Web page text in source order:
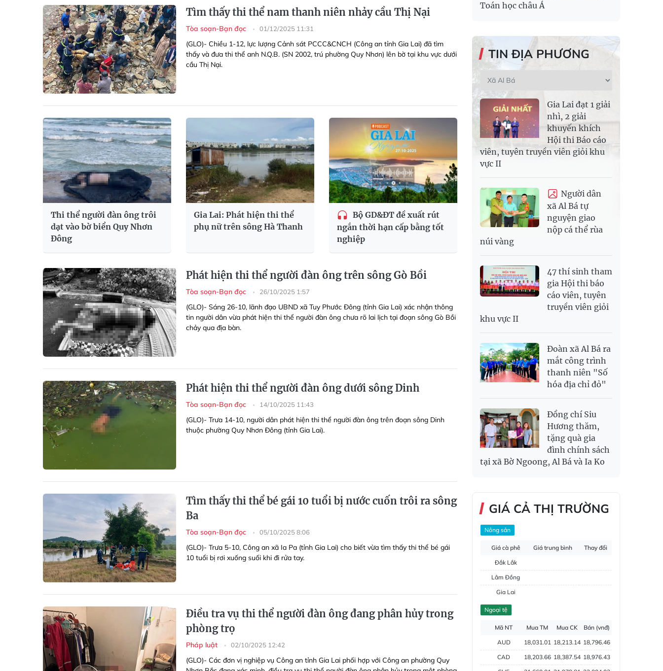
Tìm thấy thi thể nam thanh niên nhảy cầu Thị Nại
Tòa soạn-Bạn đọc 01/12/2025 11:31
(GLO)- Chiều 1-12, lực lượng Cảnh sát PCCC&CNCH (Công an tỉnh Gia Lai) đã tìm
thấy và đưa thi thể anh N.Q.B. (SN 2002, trú phường Quy Nhơn) lên bờ tại khu vực dưới
cầu Thị Nại.
Thi thể người đàn ông trôi
dạt vào bờ biển Quy Nhơn
Đông
Gia Lai: Phát hiện thi thể
phụ nữ trên sông Hà Thanh
Bộ GD&ĐT đề xuất rút
ngắn thời hạn cấp bằng tốt
nghiệp
Phát hiện thi thể người đàn ông trên sông Gò Bồi
Tòa soạn-Bạn đọc 26/10/2025 1:57
(GLO)- Sáng 26-10, lãnh đạo UBND xã Tuy Phước Đông (tỉnh Gia Lai) xác nhận thông
tin người dân vừa phát hiện thi thể người đàn ông chưa rõ lai lịch tại đoạn sông Gò Bồi
chảy qua địa bàn.
Phát hiện thi thể người đàn ông dưới sông Dinh
Tòa soạn-Bạn đọc 14/10/2025 11:43
(GLO)- Trưa 14-10, người dân phát hiện thi thể người đàn ông trên đoạn sông Dinh
thuộc phường Quy Nhơn Đông (tỉnh Gia Lai).
Tìm thấy thi thể bé gái 10 tuổi bị nước cuốn trôi ra sông
Ba
Tòa soạn-Bạn đọc 05/10/2025 8:06
(GLO)- Trưa 5-10, Công an xã Ia Pa (tỉnh Gia Lai) cho biết vừa tìm thấy thi thể bé gái
10 tuổi bị rơi xuống suối khi đi rửa tay.
Điều tra vụ thi thể người đàn ông đang phân hủy trong
phòng trọ
Pháp luật 02/10/2025 12:42
(GLO)- Các đơn vị nghiệp vụ Công an tỉnh Gia Lai phối hợp với Công an phường Quy
Toán học châu Á
TIN ĐỊA PHƯƠNG
Gia Lai đạt 1 giải
nhì, 2 giải
khuyến khích
Hội thi Báo cáo
viên, tuyên truyền viên giỏi khu
vực II
Người dân
xã Al Bá tự
nguyện giao
nộp cá thể rùa
núi vàng
47 thí sinh tham
gia Hội thi báo
cáo viên, tuyên
truyền viên giỏi
khu vực II
Đoàn xã Al Bá ra
mắt công trình
thanh niên "Số
hóa địa chỉ đỏ"
Đồng chí Siu
Hương thăm,
tặng quà gia
đình chính sách
tại xã Bờ Ngoong, Al Bá và Ia Ko
GIÁ CẢ THỊ TRƯỜNG
Nông sản
Giá cà phê Giá trung bình
Thay đổi
Đắk Lắk
Lâm Đồng
Gia Lai
Đắk Nông
Ngoại tệ
Mã NT Mua TM Mua CK
Bán (vnđ)
AUD
18,031.01 18,213.14 18,796.46
CAD
18,203.66 18,387.54 18,976.43